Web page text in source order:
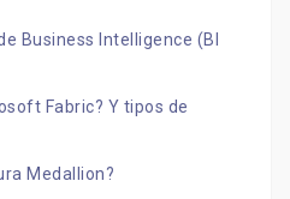
Business Intelligence (BI
Fabric? Y tipos de
Medallion?